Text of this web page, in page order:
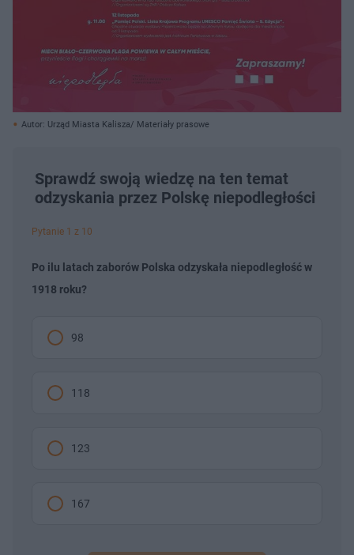
Autor: Urząd Miasta Kalisza/ Materiały prasowe
Sprawdź swoją wiedzę na ten temat
odzyskania przez Polskę niepodległości
Pytanie 1 z 10
Po ilu latach zaborów Polska odzyskała niepodległość w
1918 roku?
98
118
123
167